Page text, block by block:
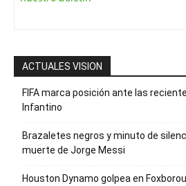
ACTUALES VISION
FIFA marca posición ante las
Infantino
Brazaletes negros y minuto de
muerte de Jorge Messi
Houston Dynamo golpea en